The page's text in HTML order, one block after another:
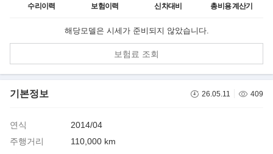
수리이력 보험이력 신차대비 총비용 계산기
해당모델은 시세가 준비되지 않았습니다.
보험료 조회
기본정보 26.05.11 409
연식
2014/04
주행거리
110,000 km